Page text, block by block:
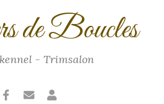
Boucles
- Trimsalon